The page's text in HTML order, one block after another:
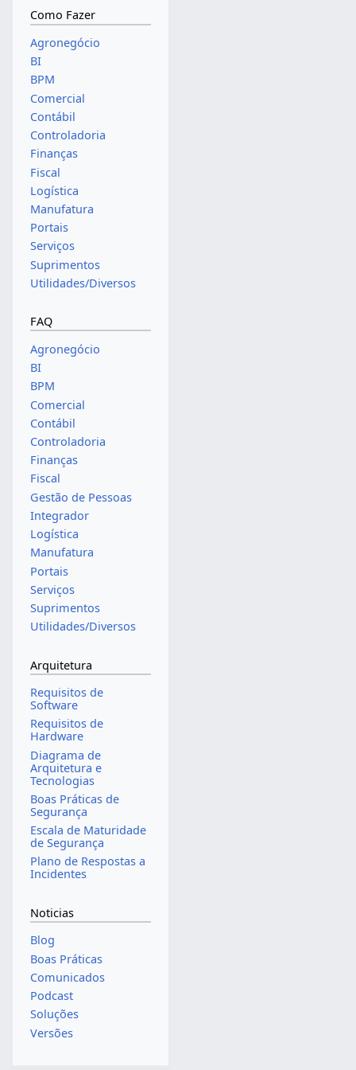
Como Fazer
Agronegócio
BI
BPM
Comercial
Contábil
Controladoria
Finanças
Fiscal
Logística
Manufatura
Portais
Serviços
Suprimentos
Utilidades/Diversos
FAQ
Agronegócio
BI
BPM
Comercial
Contábil
Controladoria
Finanças
Fiscal
Gestão de Pessoas
Integrador
Logística
Manufatura
Portais
Serviços
Suprimentos
Utilidades/Diversos
Arquitetura
Requisitos de
Software
Requisitos de
Hardware
Diagrama de
Arquitetura e
Tecnologias
Boas Práticas de
Segurança
Escala de Maturidade
de Segurança
Plano de Respostas a
Incidentes
Noticias
Blog
Boas Práticas
Comunicados
Podcast
Soluções
Versões